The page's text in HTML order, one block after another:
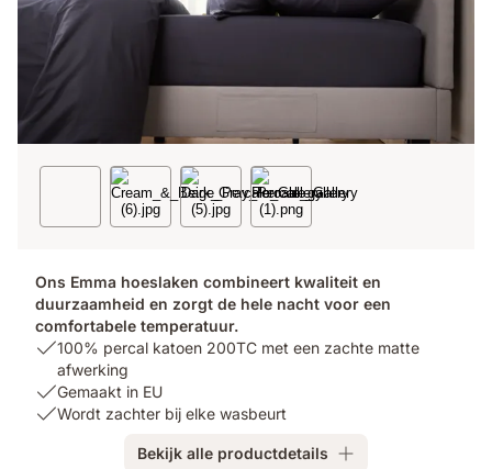
Ons Emma hoeslaken combineert kwaliteit en
duurzaamheid en zorgt de hele nacht voor een
comfortabele temperatuur.
USP
100%
percal
100% percal katoen 200TC met een zachte matte
afwerking
USP
2:
Gemaakt in EU
USPWordt zachter bij elke wasbeurt
Bekijk alle productdetails